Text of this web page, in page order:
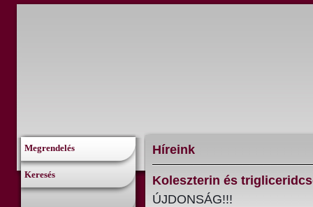
Megrendelés
Keresés
Híreink
Koleszterin és
ÚJDONSÁG!!!